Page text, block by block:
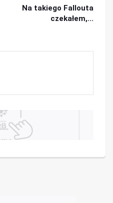
Na takiego Fallouta
czekałem,...